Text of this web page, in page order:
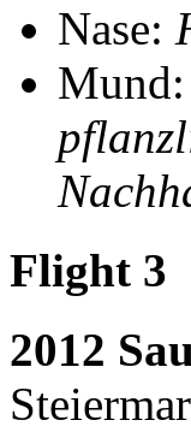
Nase:
Mund:
Flight 3
2012